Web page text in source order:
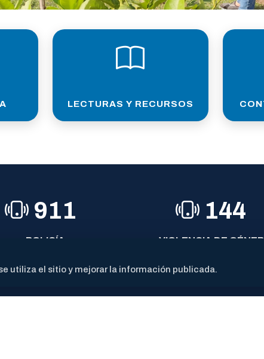
LECTURAS Y RECURSOS
911
POLICÍA
144
VIOLENCIA DE
utiliza el sitio y mejorar la información publicada.